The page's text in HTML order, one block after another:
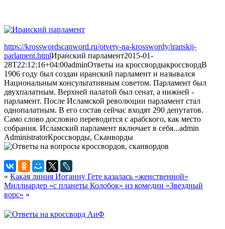
https://krosswordscanword.ru/otvety-na-krosswordy/iranskij-
parlament.htmlИранский парламент2015-01-
28T22:12:16+04:00adminОтветы на кроссвордыкроссвордВ
1906 году был создан иранский парламент и назывался
Национальным консультативным советом. Парламент был
двухпалатным. Верхней палатой был сенат, а нижней -
парламент. После Исламской революции парламент стал
однопалатным. В его состав сейчас входят 290 депутатов.
Само слово дословно переводится с арабского, как место
собрания. Исламский парламент включает в себя...admin
AdministratorКроссворды, Сканворды
« Какая линия Иоганну Гете казалась «женственной»
Миллиардер «с планеты Колобок» из комедии «Звездный
ворс» »